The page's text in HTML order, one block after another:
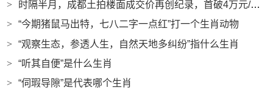
>
时隔半月，成都土拍楼面成交价再创纪录，首破4万元/平方米|界面新闻 · 地产
>
“今期猪鼠马出特，七八二字一点红”打一个生肖动物
>
“观察生态，参透人生，自然天地多纠纷”指什么生肖
>
“听其自便”是什么生肖
>
“伺瑕导隙”是代表哪个生肖